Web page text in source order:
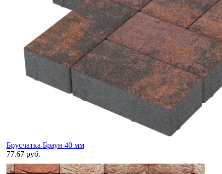
Брусчатка Браун 40 мм
77.67 руб.